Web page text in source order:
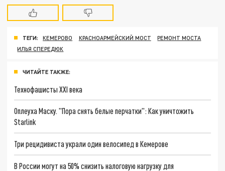
ТЕГИ: КЕМЕРОВО КРАСНОАРМЕЙСКИЙ МОСТ
РЕМОНТ МОСТА
ИЛЬЯ СПЕРЕДЮК
ЧИТАЙТЕ ТАКЖЕ:
Технофашисты XXI века
Оплеуха Маску. "Пора снять белые перчатки": Как уничтожить
Starlink
Три рецидивиста украли один велосипед в Кемерове
В России могут на 50% снизить налоговую нагрузку для